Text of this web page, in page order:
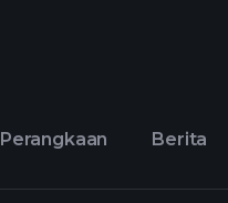
Perangkaan Berita